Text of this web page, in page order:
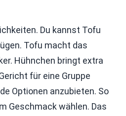
Du kannst Tofu
Tofu macht das
Hühnchen bringt extra
für eine Gruppe
Optionen anzubieten. So
Geschmack wählen. Das